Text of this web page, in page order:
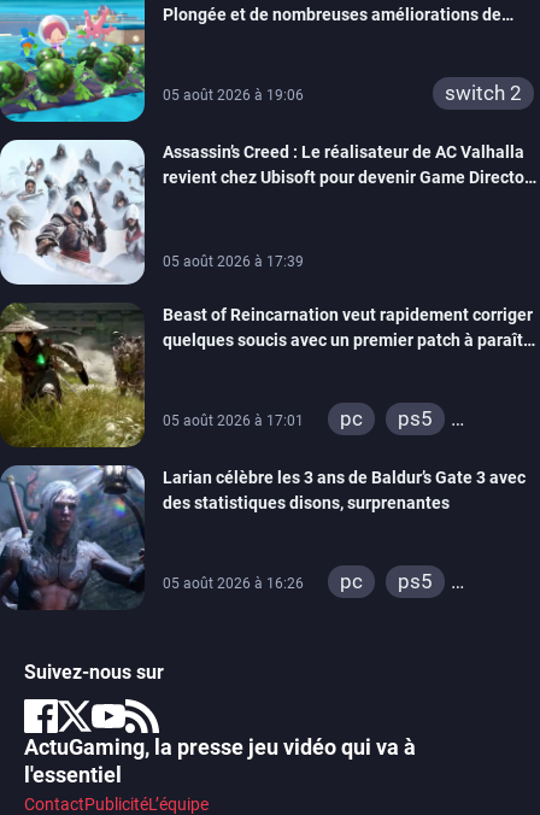
Plongée et de nombreuses améliorations de
05 août 2026 à 19:06 switch 2
Assassin’s Creed : Le réalisateur de AC Valhalla
revient chez Ubisoft pour devenir Game Director
05 août 2026 à 17:39
Beast of Reincarnation veut rapidement corriger
quelques soucis avec un premier patch à paraître
05 août 2026 à 17:01 pc
ps5
Larian célèbre les 3 ans de Baldur’s Gate 3 avec
des statistiques disons, surprenantes
05 août 2026 à 16:26 pc
ps5
Suivez-nous sur
ActuGaming, la presse jeu vidéo qui va à
l'essentiel
ContactPublicitéL’équipe